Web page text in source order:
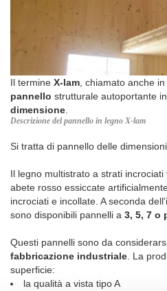
Il termine X-lam, chiamato anche
pannello strutturale autoportante in
dimensione.
Descrizione del pannello in legno X-lam
Si tratta di pannello delle
Il legno multistrato a strati
abete rosso essiccate
incrociati e incollate. A seconda
sono disponibili pannelli a 3, 5, 7 o
Questi pannelli sono da
fabbricazione industriale. La
superficie:
la qualità a vista tipo A